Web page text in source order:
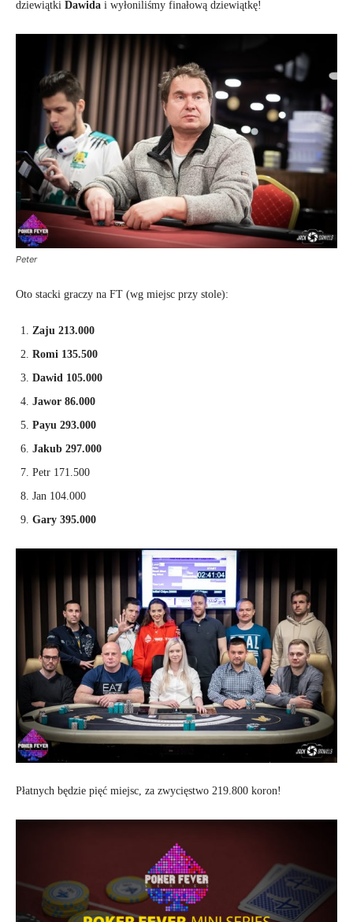
dziewiątki Dawida i wyłoniliśmy finałową dziewiątkę!
Peter
Oto stacki graczy na FT (wg miejsc przy stole):
Zaju 213.000
Romi 135.500
Dawid 105.000
Jawor 86.000
Payu 293.000
Jakub 297.000
Petr 171.500
Jan 104.000
Gary 395.000
Płatnych będzie pięć miejsc, za zwycięstwo 219.800 koron!